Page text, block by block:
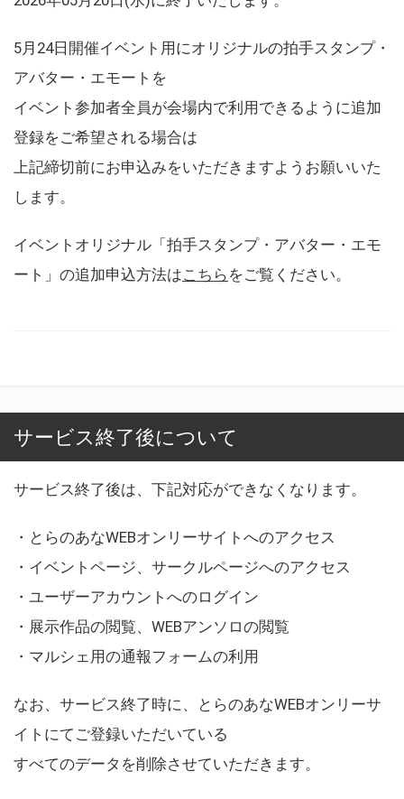
5月24日開催イベント用にオリジナルの拍手スタンプ・
アバター・エモートを
イベント参加者全員が会場内で利用できるように追加
登録をご希望される場合は
上記締切前にお申込みをいただきますようお願いいた
します。
イベントオリジナル「拍手スタンプ・アバター・エモ
ート」の追加申込方法はこちら をご覧ください。
サービス終了後について
サービス終了後は、下記対応ができなくなります。
・とらのあなWEBオンリーサイトへのアクセス
・イベントページ、サークルページへのアクセス
・ユーザーアカウントへのログイン
・展示作品の閲覧、WEBアンソロの閲覧
・マルシェ用の通報フォームの利用
なお、サービス終了時に、とらのあなWEBオンリーサ
イトにてご登録いただいている
すべてのデータを削除させていただきます。